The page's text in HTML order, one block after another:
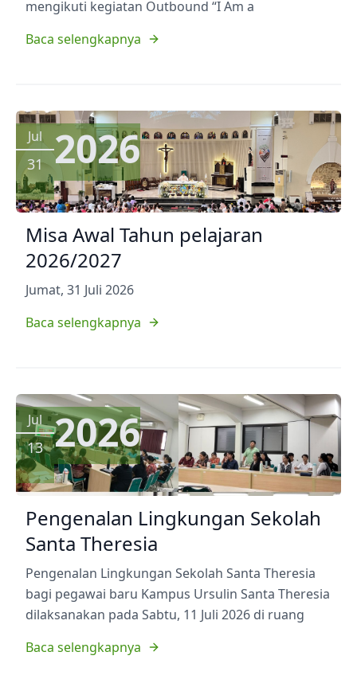
mengikuti kegiatan Outbound “I Am a
Baca selengkapnya
Jul
31 2026
Misa Awal Tahun pelajaran
2026/2027
Jumat, 31 Juli 2026
Baca selengkapnya
Jul
13 2026
Pengenalan Lingkungan Sekolah
Santa Theresia
Pengenalan Lingkungan Sekolah Santa Theresia
bagi pegawai baru Kampus Ursulin Santa Theresia
dilaksanakan pada Sabtu, 11 Juli 2026 di ruang
Baca selengkapnya